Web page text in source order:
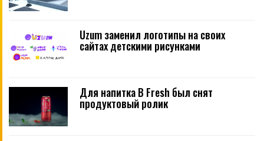
Uzum заменил логотипы на своих
сайтах детскими рисунками
Для напитка B Fresh был снят
продуктовый ролик